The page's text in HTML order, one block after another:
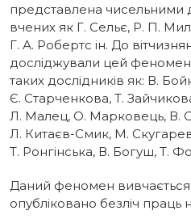
представлена чисельними
вчених як Г. Сельє, Р. П.
Г. А. Робертс ін. До
досліджували цей
таких дослідників як: В.
Є. Старченкова, Т.
Л. Малец, О. Марковець, В.
Л. Китаєв-Смик, М.
Т. Ронгінська, В. Богуш, Т.
Даний феномен вивчається
опубліковано безліч